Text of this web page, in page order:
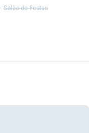
Salão de Festas